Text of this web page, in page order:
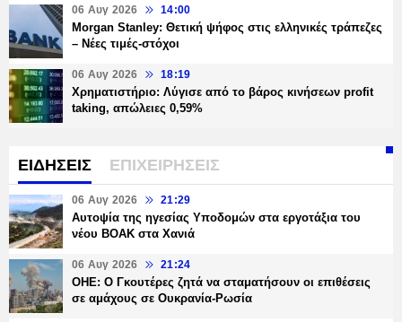
06 Αυγ 2026 14:00
Morgan Stanley: Θετική ψήφος στις ελληνικές τράπεζες
– Νέες τιμές-στόχοι
06 Αυγ 2026 18:19
Χρηματιστήριο: Λύγισε από το βάρος κινήσεων profit
taking, απώλειες 0,59%
ΕΙΔΗΣΕΙΣ ΕΠΙΧΕΙΡΗΣΕΙΣ
06 Αυγ 2026 21:29
Αυτοψία της ηγεσίας Υποδομών στα εργοτάξια του
νέου ΒΟΑΚ στα Χανιά
06 Αυγ 2026 21:24
ΟΗΕ: Ο Γκουτέρες ζητά να σταματήσουν οι επιθέσεις
σε αμάχους σε Ουκρανία-Ρωσία